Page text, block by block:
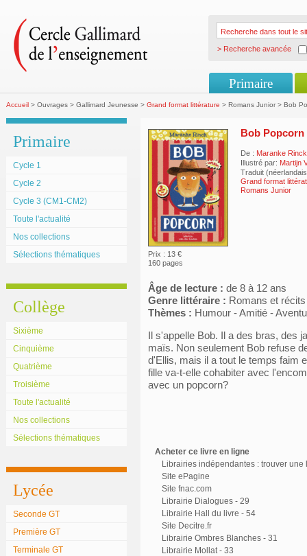
> Recherche avancée
Primaire
Accueil > Ouvrages > Gallimard Jeunesse > Grand format littérature > Romans Junior > Bob
Primaire
Cycle 1
Cycle 2
Cycle 3 (CM1-CM2)
Toute l'actualité
Nos collections
Sélections thématiques
Collège
Sixième
Cinquième
Quatrième
Troisième
Toute l'actualité
Nos collections
Sélections thématiques
Lycée
Seconde GT
Première GT
Terminale GT
Prix : 13 €
160 pages
Bob Popcorn
De : Maranke Rinck
Illustré par: Martijn
Traduit
Grand format
Romans Junior
Âge de lecture : de 8 à 12 ans
Genre littéraire : Romans et
Thèmes : Humour - Amitié -
Il s'appelle Bob. Il a des bras, des
maïs. Non seulement Bob refuse
d'Ellis, mais il a tout le temps faim
fille va-t-elle cohabiter avec
avec un popcorn?
Acheter ce livre en ligne
Librairies indépendantes : trouver une
Site ePagine
Site fnac.com
Librairie Dialogues - 29
Librairie Hall du livre - 54
Site Decitre.fr
Librairie Ombres Blanches - 31
Librairie Mollat - 33